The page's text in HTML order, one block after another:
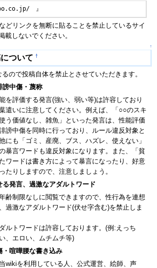
　』
どリンクを無断に貼ることを禁止しているサイ
載しないでください。
↑
ついて †
ので投稿自体を禁止とさせていただきます。
謗中傷・蔑称
を評価する発言(強い、弱い等)は許容しており
遣いに注意してください。例えば、「○○のスキ
う価値なし、雑魚」といった発言は、性能評価
謗中傷を同時に行っており、ルール違反対象と
にも「ゴミ、産廃、ブス、ハズレ、使えない」
暴言ワードも違反対象になります。また、「貧
ワードは書き方によって暴言になったり、好意
たりしますので、注意しましょう。
る発言、過激なアダルトワード
齢制限なしに閲覧できますので、性行為を連想
過激なアダルトワード(伏せ字含む)を禁止しま
ルトワードは許容しております。(例:えっち
、エロい、ムチムチ等)
・喧嘩腰な書き込み
wikiを利用している人、公式運営、絵師、声